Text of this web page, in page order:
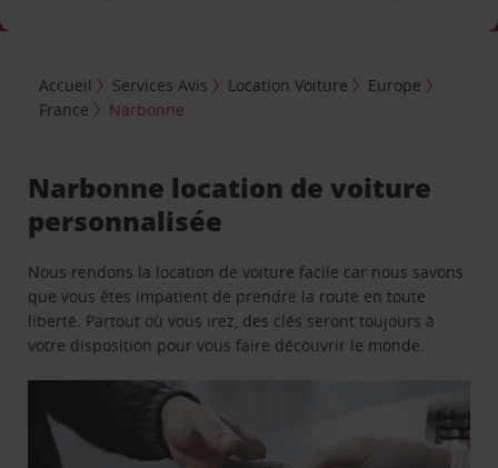
Accueil Services Avis Location Voiture
Europe
France
Narbonne
Narbonne location de voiture
personnalisée
Nous rendons la location de voiture facile car nous savons
que vous êtes impatient de prendre la route en toute
liberté. Partout où vous irez, des clés seront toujours à
votre disposition pour vous faire découvrir le monde.